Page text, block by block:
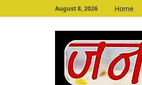
August 8, 2026 Home